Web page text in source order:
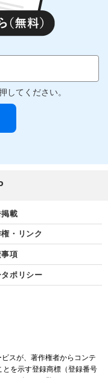
してください。
載
・リンク
項
ポリシー
スが、著作権者からコンテ
を示す登録商標（登録番号